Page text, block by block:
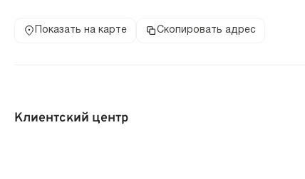
Показать на карте Скопировать адрес
Клиентский центр